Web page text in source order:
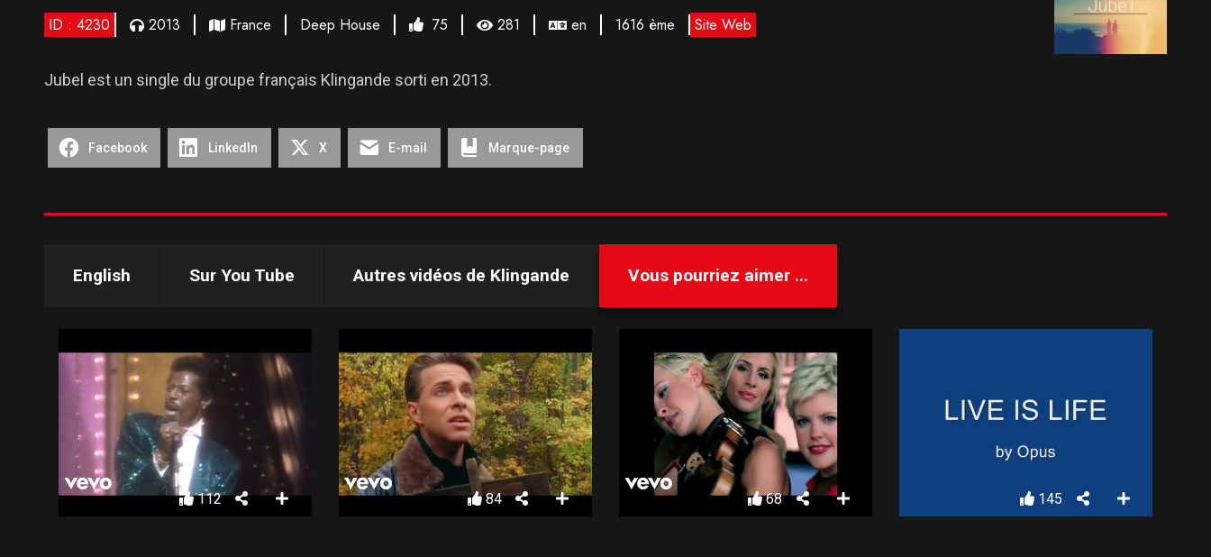
ID : 4230 2013 France Deep House 75 281 en 1616 ème Site Web
Jubel est un single du groupe français Klingande sorti en 2013.
Facebook LinkedIn X E-mail Marque-page
English Sur You Tube Autres vidéos de Klingande Vous pourriez aimer ...
112 84 68 145